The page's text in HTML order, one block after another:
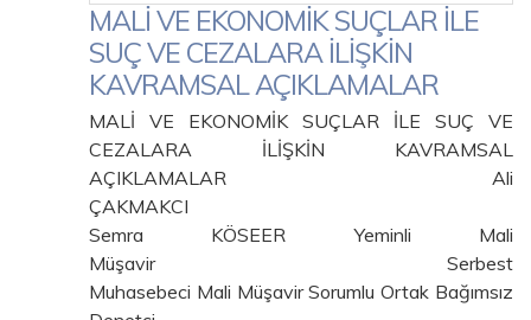
MALİ VE EKONOMİK SUÇLAR İLE
SUÇ VE CEZALARA İLİŞKİN
KAVRAMSAL AÇIKLAMALAR
MALİ VE EKONOMİK SUÇLAR İLE SUÇ VE
CEZALARA İLİŞKİN KAVRAMSAL
AÇIKLAMALAR Ali
ÇAKMAKCI
Semra KÖSEER Yeminli Mali
Müşavir Serbest
Muhasebeci Mali Müşavir Sorumlu Ortak Bağımsız